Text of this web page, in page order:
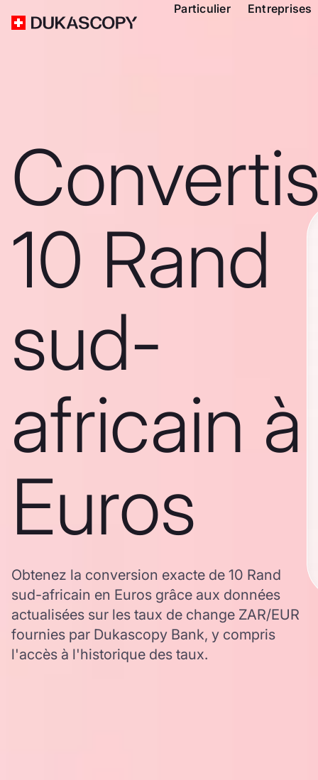
Particulier Entreprises
10 Rand
sud-
africain à
Euros
Obtenez la conversion exacte de 10 Rand
sud-africain en Euros grâce aux données
actualisées sur les taux de change ZAR/EUR
fournies par Dukascopy Bank, y compris
l'accès à l'historique des taux.